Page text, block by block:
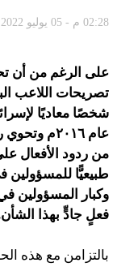
02:28 م - 05 يوليو 2022
على الرغم من أن
تصريحات اللاعب
شخصًا معاديًا
عام ٢٠١٦م
من ردود الأفعال
طبيعيًّا للمسؤولين
وكبار المسؤولين
فعلٍ جادٍّ بهذا
بالتزامن مع هذه